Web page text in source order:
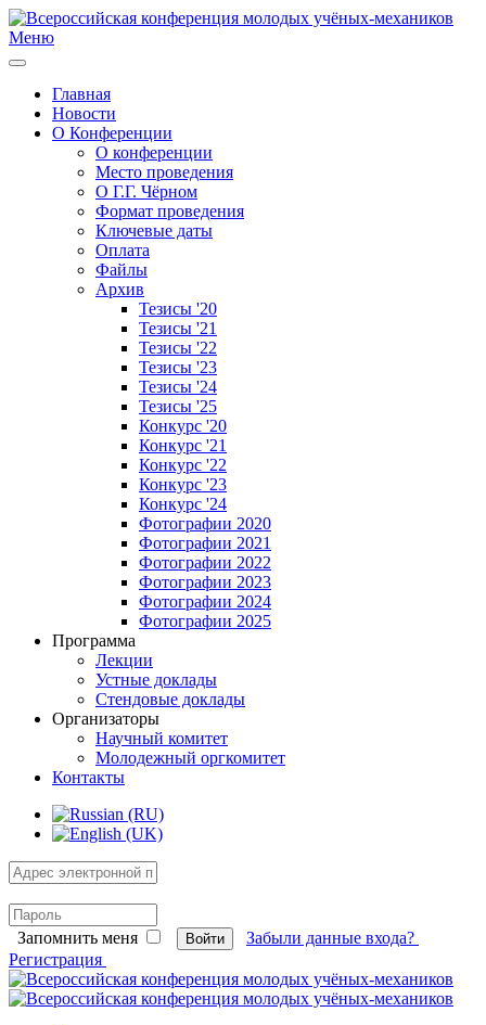
Меню
Главная
Новости
О Конференции
О конференции
Место проведения
О Г.Г. Чёрном
Формат проведения
Ключевые даты
Оплата
Файлы
Архив
Тезисы '20
Тезисы '21
Тезисы '22
Тезисы '23
Тезисы '24
Тезисы '25
Конкурс '20
Конкурс '21
Конкурс '22
Конкурс '23
Конкурс '24
Фотографии 2020
Фотографии 2021
Фотографии 2022
Фотографии 2023
Фотографии 2024
Фотографии 2025
Программа
Лекции
Устные доклады
Стендовые доклады
Организаторы
Научный комитет
Молодежный оргкомитет
Контакты
Запомнить меня Войти
Забыли данные входа?
Регистрация